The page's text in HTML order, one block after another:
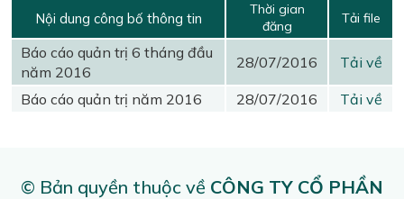
Nội dung công bố thông tin
Thời gian
đăng
Tải file
Báo cáo quản trị 6 tháng đầu
năm 2016
28/07/2016 Tải về
Báo cáo quản trị năm 2016 28/07/2016 Tải về
© Bản quyền thuộc về CÔNG TY CỔ PHẦN